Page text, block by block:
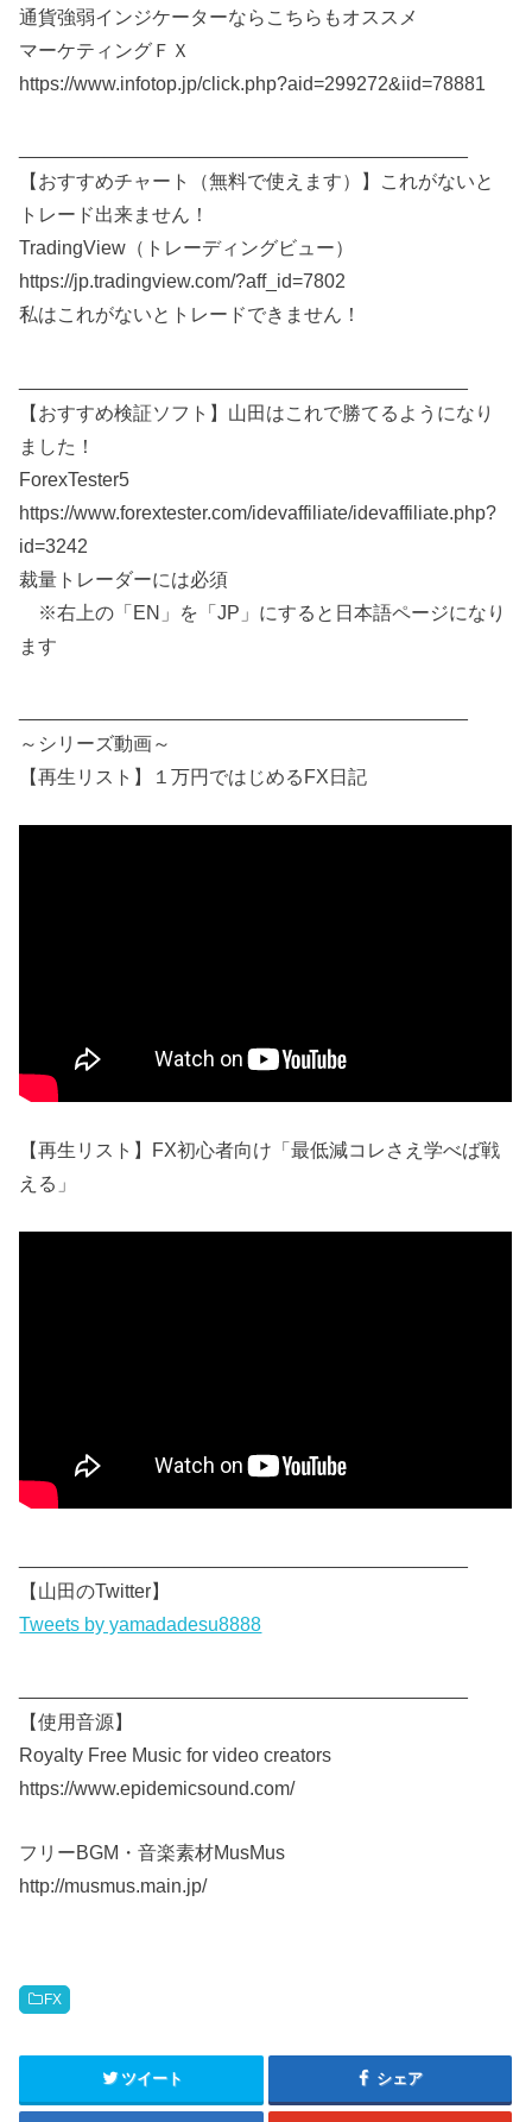
通貨強弱インジケーターならこちらもオススメ
マーケティングＦＸ
https://www.infotop.jp/click.php?aid=299272&iid=78881
【おすすめチャート（無料で使えます）】これがないと
トレード出来ません！
TradingView（トレーディングビュー）
https://jp.tradingview.com/?aff_id=7802
私はこれがないとトレードできません！
【おすすめ検証ソフト】山田はこれで勝てるようになり
ました！
ForexTester5
https://www.forextester.com/idevaffiliate/idevaffiliate.php?
id=3242
裁量トレーダーには必須
※右上の「EN」を「JP」にすると日本語ページになり
ます
～シリーズ動画～
【再生リスト】１万円ではじめるFX日記
【再生リスト】FX初心者向け「最低減コレさえ学べば戦
える」
【山田のTwitter】
Tweets by yamadadesu8888
【使用音源】
Royalty Free Music for video creators
https://www.epidemicsound.com/
フリーBGM・音楽素材MusMus
http://musmus.main.jp/
FX
ツイート シェア